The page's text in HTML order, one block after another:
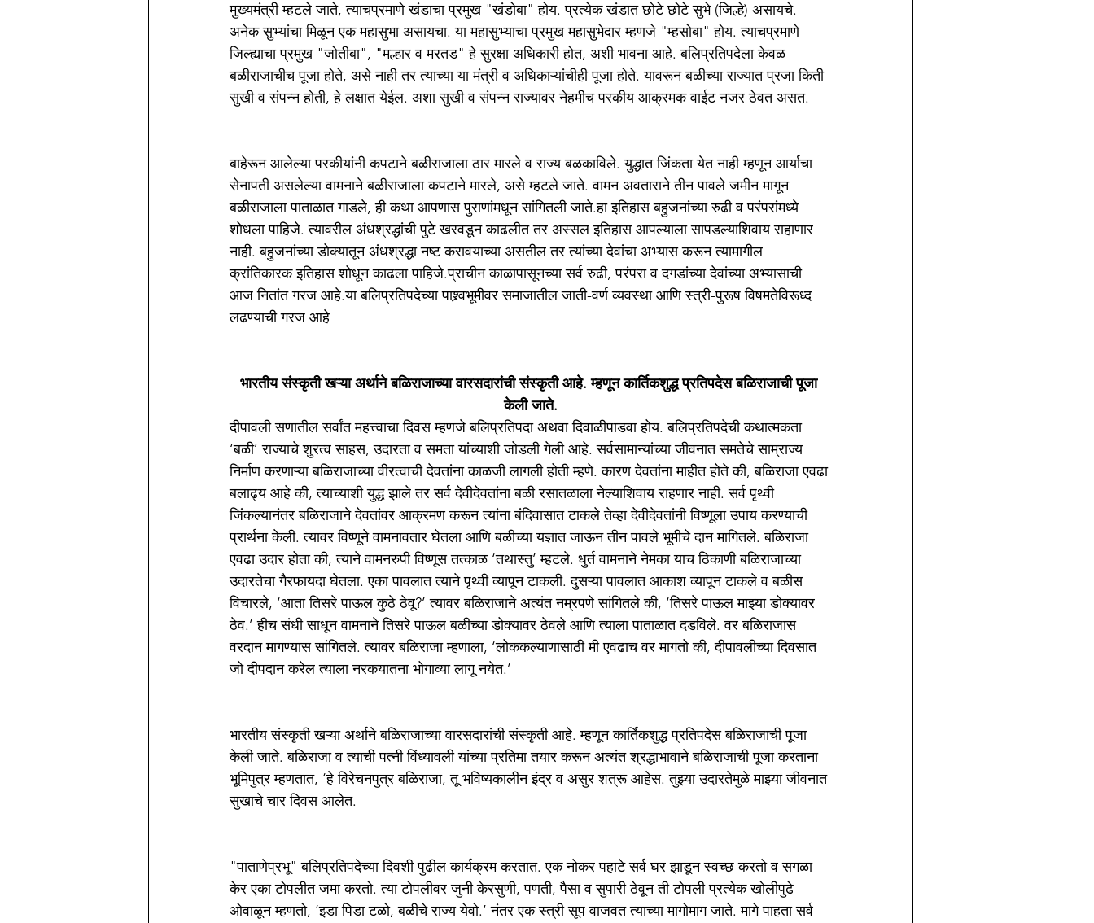
मुख्यमंत्री म्हटले जाते, त्याचप्रमाणे खंडाचा प्रमुख "खंडोबा" होय. प्रत्येक खंडात छोटे छोटे सुभे (जिल्हे) असायचे.
अनेक सुभ्यांचा मिळून एक महासुभा असायचा. या महासुभ्याचा प्रमुख महासुभेदार म्हणजे "म्हसोबा" होय. त्याचप्रमाणे
जिल्ह्याचा प्रमुख "जोतीबा", "मल्हार व मरतड" हे सुरक्षा अधिकारी होत, अशी भावना आहे. बलिप्रतिपदेला केवळ
बळीराजाचीच पूजा होते, असे नाही तर त्याच्या या मंत्री व अधिकाऱ्यांचीही पूजा होते. यावरून बळीच्या राज्यात प्रजा किती
सुखी व संपन्न होती, हे लक्षात येईल. अशा सुखी व संपन्न राज्यावर नेहमीच परकीय आक्रमक वाईट नजर ठेवत असत.
बाहेरून आलेल्या परकीयांनी कपटाने बळीराजाला ठार मारले व राज्य बळकाविले. युद्धात जिंकता येत नाही म्हणून आर्याचा
सेनापती असलेल्या वामनाने बळीराजाला कपटाने मारले, असे म्हटले जाते. वामन अवताराने तीन पावले जमीन मागून
बळीराजाला पाताळात गाडले, ही कथा आपणास पुराणांमधून सांगितली जाते.हा इतिहास बहुजनांच्या रुढी व परंपरांमध्ये
शोधला पाहिजे. त्यावरील अंधश्रद्धांची पुटे खरवडून काढलीत तर अस्सल इतिहास आपल्याला सापडल्याशिवाय राहाणार
नाही. बहुजनांच्या डोक्यातून अंधश्रद्धा नष्ट करावयाच्या असतील तर त्यांच्या देवांचा अभ्यास करून त्यामागील
क्रांतिकारक इतिहास शोधून काढला पाहिजे.प्राचीन काळापासूनच्या सर्व रुढी, परंपरा व दगडांच्या देवांच्या अभ्यासाची
आज नितांत गरज आहे.या बलिप्रतिपदेच्या पाश्र्वभूमीवर समाजातील जाती-वर्ण व्यवस्था आणि स्त्री-पुरूष विषमतेविरूध्द
लढण्याची गरज आहे
भारतीय संस्कृती खऱ्या अर्थाने बळिराजाच्या वारसदारांची संस्कृती आहे. म्हणून कार्तिकशुद्ध प्रतिपदेस बळिराजाची पूजा
केली जाते.
दीपावली सणातील सर्वांत महत्त्वाचा दिवस म्हणजे बलिप्रतिपदा अथवा दिवाळीपाडवा होय. बलिप्रतिपदेची कथात्मकता
‘बळी’ राज्याचे शुरत्व साहस, उदारता व समता यांच्याशी जोडली गेली आहे. सर्वसामान्यांच्या जीवनात समतेचे साम्राज्य
निर्माण करणाऱ्या बळिराजाच्या वीरत्वाची देवतांना काळजी लागली होती म्हणे. कारण देवतांना माहीत होते की, बळिराजा एवढा
बलाढ्य आहे की, त्याच्याशी युद्ध झाले तर सर्व देवीदेवतांना बळी रसातळाला नेल्याशिवाय राहणार नाही. सर्व पृथ्वी
जिंकल्यानंतर बळिराजाने देवतांवर आक्रमण करून त्यांना बंदिवासात टाकले तेव्हा देवीदेवतांनी विष्णूला उपाय करण्याची
प्रार्थना केली. त्यावर विष्णूने वामनावतार घेतला आणि बळीच्या यज्ञात जाऊन तीन पावले भूमीचे दान मागितले. बळिराजा
एवढा उदार होता की, त्याने वामनरुपी विष्णूस तत्काळ ‘तथास्तु’ म्हटले. धुर्त वामनाने नेमका याच ठिकाणी बळिराजाच्या
उदारतेचा गैरफायदा घेतला. एका पावलात त्याने पृथ्वी व्यापून टाकली. दुसऱ्या पावलात आकाश व्यापून टाकले व बळीस
विचारले, ‘आता तिसरे पाऊल कुठे ठेवू?’ त्यावर बळिराजाने अत्यंत नम्रपणे सांगितले की, ‘तिसरे पाऊल माझ्या डोक्यावर
ठेव.’ हीच संधी साधून वामनाने तिसरे पाऊल बळीच्या डोक्यावर ठेवले आणि त्याला पाताळात दडविले. वर बळिराजास
वरदान मागण्यास सांगितले. त्यावर बळिराजा म्हणाला, ‘लोककल्याणासाठी मी एवढाच वर मागतो की, दीपावलीच्या दिवसात
जो दीपदान करेल त्याला नरकयातना भोगाव्या लागू नयेत.’
भारतीय संस्कृती खऱ्या अर्थाने बळिराजाच्या वारसदारांची संस्कृती आहे. म्हणून कार्तिकशुद्ध प्रतिपदेस बळिराजाची पूजा
केली जाते. बळिराजा व त्याची पत्नी विंध्यावली यांच्या प्रतिमा तयार करून अत्यंत श्रद्धाभावाने बळिराजाची पूजा करताना
भूमिपुत्र म्हणतात, ‘हे विरेचनपुत्र बळिराजा, तू भविष्यकालीन इंद्र व असुर शत्रू आहेस. तुझ्या उदारतेमुळे माझ्या जीवनात
सुखाचे चार दिवस आलेत.
"पाताणेप्रभू" बलिप्रतिपदेच्या दिवशी पुढील कार्यक्रम करतात. एक नोकर पहाटे सर्व घर झाडून स्वच्छ करतो व सगळा
केर एका टोपलीत जमा करतो. त्या टोपलीवर जुनी केरसुणी, पणती, पैसा व सुपारी ठेवून ती टोपली प्रत्येक खोलीपुढे
ओवाळून म्हणतो, ‘इडा पिडा टळो, बळीचे राज्य येवो.’ नंतर एक स्त्री सूप वाजवत त्याच्या मागोमाग जाते. मागे पाहता सर्व